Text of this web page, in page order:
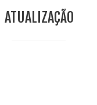
ATUALIZAÇÃO